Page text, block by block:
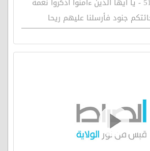
جنود فأرسلنا عليهم ريحا